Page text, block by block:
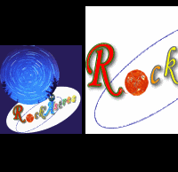
Panneau de gestion des cookies